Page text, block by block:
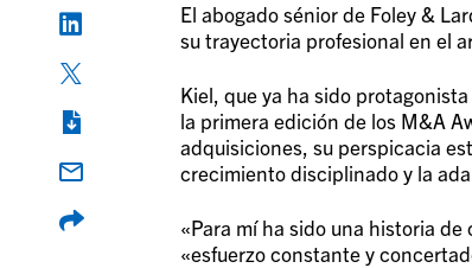
El abogado sénior de Foley &
su trayectoria profesional en el
Kiel, que ya ha sido
la primera edición de los M&A
adquisiciones, su perspicacia
crecimiento disciplinado y la
«Para mí ha sido una historia
«esfuerzo constante y